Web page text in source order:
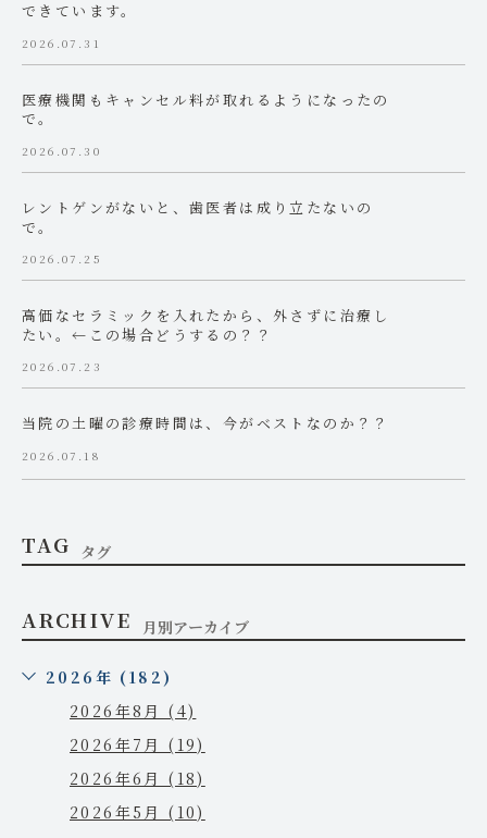
できています。
2026.07.31
医療機関もキャンセル料が取れるようになったの
で。
2026.07.30
レントゲンがないと、歯医者は成り立たないの
で。
2026.07.25
高価なセラミックを入れたから、外さずに治療し
たい。←この場合どうするの？？
2026.07.23
当院の土曜の診療時間は、今がベストなのか？？
2026.07.18
TAG タグ
ARCHIVE 月別アーカイブ
2026年 (182)
2026年8月 (4)
2026年7月 (19)
2026年6月 (18)
2026年5月 (10)